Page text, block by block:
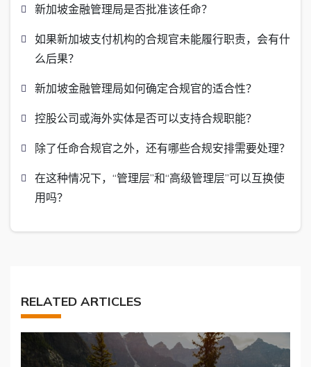
新加坡金融管理局是否批准该任命？
如果新加坡支付机构的合规官未能履行职责，会有什
么后果？
新加坡金融管理局如何确定合规官的适合性？
控股公司或海外实体是否可以支持合规职能？
除了任命合规官之外，还有哪些合规安排需要处理？
在这种情况下，“管理层”和“高级管理层”可以互换使
用吗？
RELATED ARTICLES